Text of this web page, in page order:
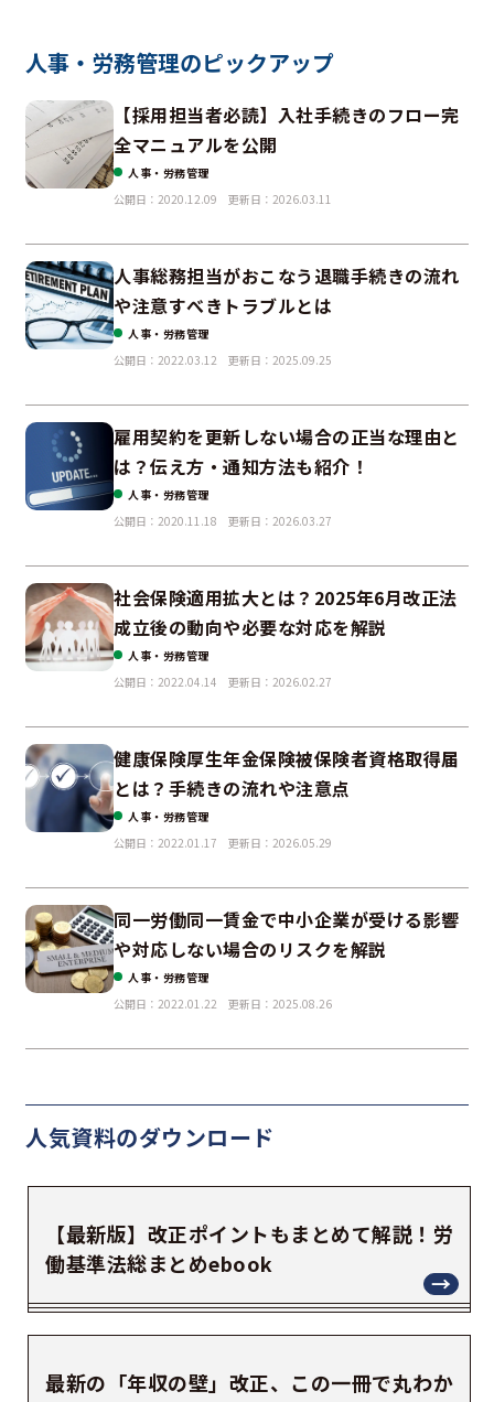
人事・労務管理のピックアップ
【採用担当者必読】入社手続きのフロー完
全マニュアルを公開
人事・労務管理
公開日：2020.12.09
更新日：2026.03.11
人事総務担当がおこなう退職手続きの流れ
や注意すべきトラブルとは
人事・労務管理
公開日：2022.03.12
更新日：2025.09.25
雇用契約を更新しない場合の正当な理由と
は？伝え方・通知方法も紹介！
人事・労務管理
公開日：2020.11.18
更新日：2026.03.27
社会保険適用拡大とは？2025年6月改正法
成立後の動向や必要な対応を解説
人事・労務管理
公開日：2022.04.14
更新日：2026.02.27
健康保険厚生年金保険被保険者資格取得届
とは？手続きの流れや注意点
人事・労務管理
公開日：2022.01.17
更新日：2026.05.29
同一労働同一賃金で中小企業が受ける影響
や対応しない場合のリスクを解説
人事・労務管理
公開日：2022.01.22
更新日：2025.08.26
人気資料のダウンロード
【最新版】改正ポイントもまとめて解説！労
働基準法総まとめebook
最新の「年収の壁」改正、この一冊で丸わか